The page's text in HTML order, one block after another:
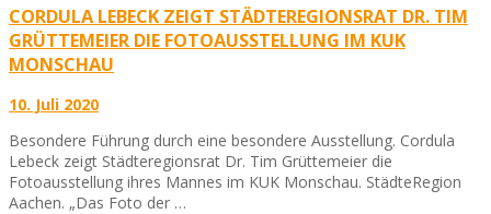
CORDULA LEBECK ZEIGT STÄDTEREGIONSRAT DR. TIM
GRÜTTEMEIER DIE FOTOAUSSTELLUNG IM KUK
MONSCHAU
10. Juli 2020
Besondere Führung durch eine besondere Ausstellung. Cordula
Lebeck zeigt Städteregionsrat Dr. Tim Grüttemeier die
Fotoausstellung ihres Mannes im KUK Monschau. StädteRegion
Aachen. „Das Foto der …